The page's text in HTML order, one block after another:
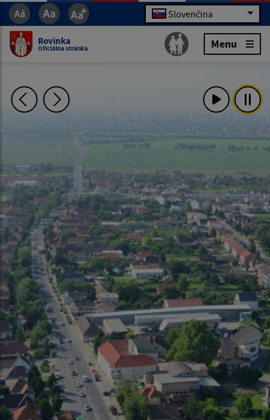
Slovenčina
Rovinka
Oficiálna stránka Menu